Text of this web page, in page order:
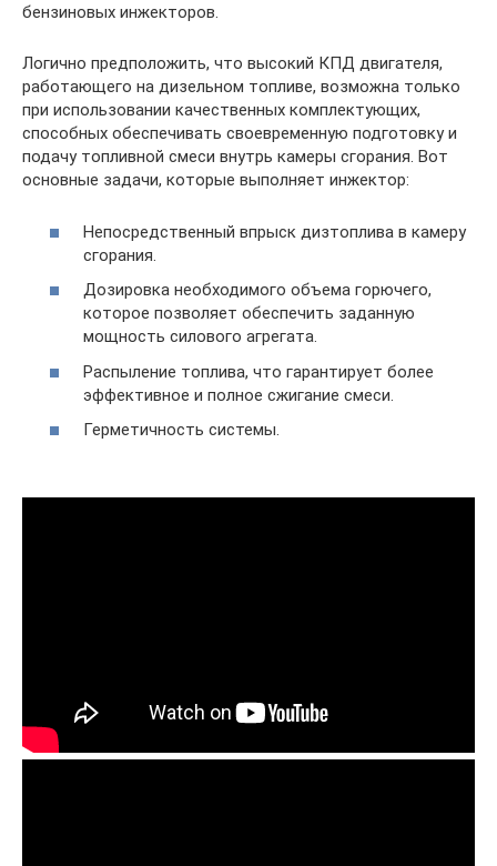
бензиновых инжекторов.
Логично предположить, что высокий КПД двигателя,
работающего на дизельном топливе, возможна только
при использовании качественных комплектующих,
способных обеспечивать своевременную подготовку и
подачу топливной смеси внутрь камеры сгорания. Вот
основные задачи, которые выполняет инжектор:
Непосредственный впрыск дизтоплива в камеру
сгорания.
Дозировка необходимого объема горючего,
которое позволяет обеспечить заданную
мощность силового агрегата.
Распыление топлива, что гарантирует более
эффективное и полное сжигание смеси.
Герметичность системы.